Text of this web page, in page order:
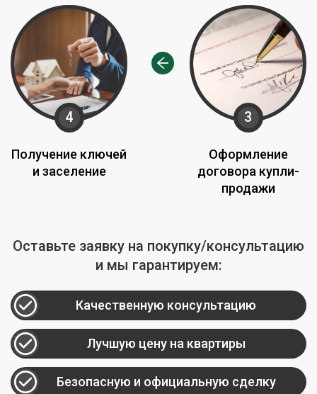
3
Оформление
договора купли-
продажи
4
Получение ключей
и заселение
Оставьте заявку на покупку/консультацию
и мы гарантируем:
Качественную консультацию
Лучшую цену на квартиры
Безопасную и официальную сделку